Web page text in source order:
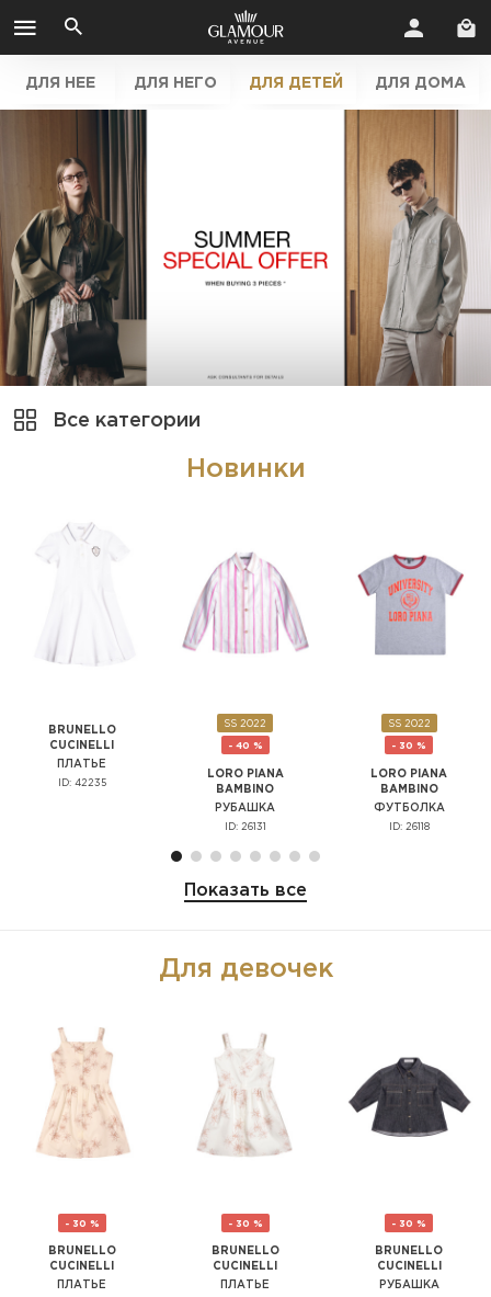
ДЛЯ НЕЕ ДЛЯ НЕГО ДЛЯ ДЕТЕЙ ДЛЯ ДОМА
Все категории
Новинки
BRUNELLO
CUCINELLI
ПЛАТЬЕ
ID: 42235
SS 2022
- 40 %
LORO PIANA
BAMBINO
РУБАШКА
ID: 26131
SS 2022
- 30 %
LORO PIANA
BAMBINO
ФУТБОЛКА
ID: 26118
Показать все
Для девочек
- 30 %
BRUNELLO
CUCINELLI
ПЛАТЬЕ
- 30 %
BRUNELLO
CUCINELLI
ПЛАТЬЕ
- 30 %
BRUNELLO
CUCINELLI
РУБАШКА